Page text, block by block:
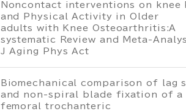
Noncontact interventions on knee
and Physical Activity in Older
adults with Knee Osteoarthritis:A
systematic Review and Meta-
J Aging Phys Act
Biomechanical comparison of lag
and non-spiral blade fixation of a
femoral trochanteric